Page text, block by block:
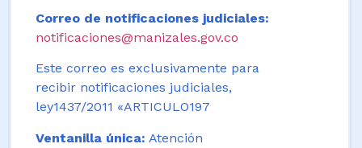
Correo de notificaciones judiciales:
notificaciones@manizales.gov.co
Este correo es exclusivamente para
recibir notificaciones judiciales,
ley1437/2011 «ARTICULO197
Ventanilla única: Atención